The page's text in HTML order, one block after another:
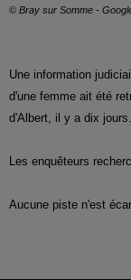
© Bray sur Somme -
Une information
d'une femme ait été
d'Albert, il y a dix
Les enquêteurs
Aucune piste n'est